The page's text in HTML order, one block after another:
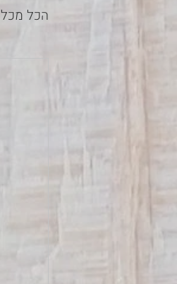
הכל מכל